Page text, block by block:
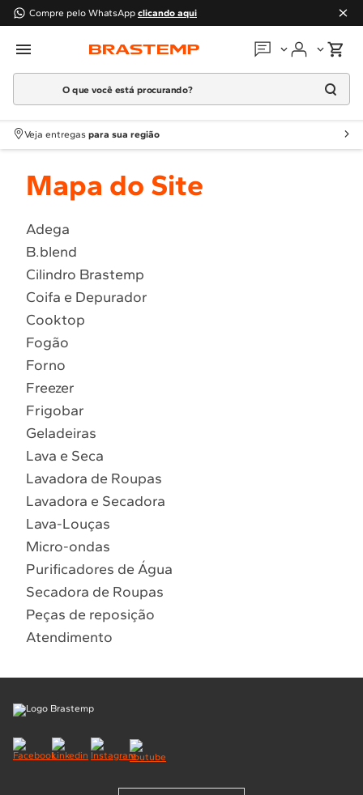
Compre pelo WhatsApp clicando aqui
Em que podemos
Atendimento Brastemp
Localizar assistência técnica
O que você está procurando?
Termos mais buscados
1º Geladeira
2
Fogao
4 º Lava Louça
5 º Cooktop
6º Microondas Brastemp
7º Forno
8º Embutir
9º Lava Seca
Veja entregas para sua região
Mapa do Site
Adega
B.blend
Cilindro Brastemp
Coifa e Depurador
Cooktop
Fogão
Forno
Freezer
Frigobar
Geladeiras
Lava e Seca
Lavadora de Roupas
Lavadora e Secadora
Lava-Louças
Micro-ondas
Purificadores de Água
Secadora de Roupas
Peças de reposição
Atendimento